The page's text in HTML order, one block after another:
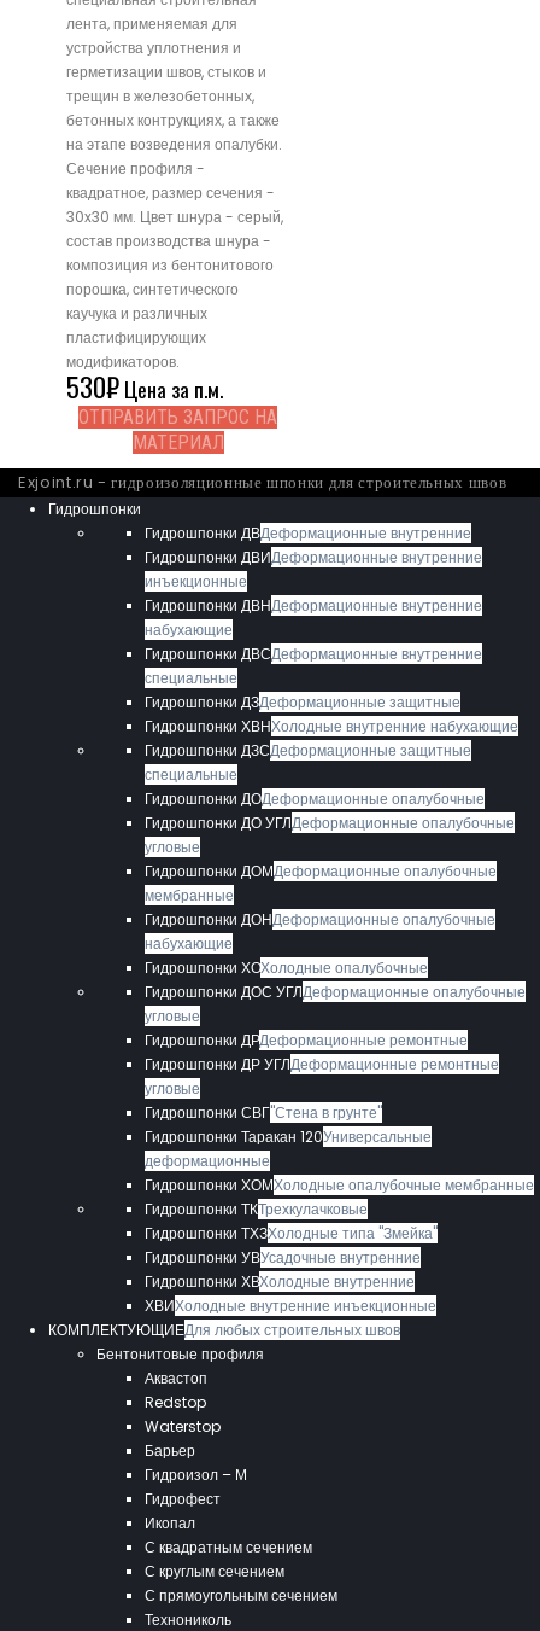
лента, применяемая для
устройства уплотнения и
герметизации швов, стыков и
трещин в железобетонных,
бетонных контрукциях, а также
на этапе возведения опалубки.
Сечение профиля -
квадратное, размер сечения -
30x30 мм. Цвет шнура - серый,
состав производства шнура -
композиция из бентонитового
порошка, синтетического
каучука и различных
пластифицирующих
модификаторов.
530₽Цена за п.м.
ОТПРАВИТЬ ЗАПРОС НА
МАТЕРИАЛ
Exjoint.ru - гидроизоляционные шпонки для строительных швов
Гидрошпонки
Гидрошпонки ДВДеформационные внутренние
Гидрошпонки ДВИДеформационные внутренние
инъекционные
Гидрошпонки ДВНДеформационные внутренние
набухающие
Гидрошпонки ДВСДеформационные внутренние
специальные
Гидрошпонки ДЗДеформационные защитные
Гидрошпонки ХВНХолодные внутренние набухающие
Гидрошпонки ДЗСДеформационные защитные
специальные
Гидрошпонки ДОДеформационные опалубочные
Гидрошпонки ДО УГЛДеформационные опалубочные
угловые
Гидрошпонки ДОМДеформационные опалубочные
мембранные
Гидрошпонки ДОНДеформационные опалубочные
набухающие
Гидрошпонки ХОХолодные опалубочные
Гидрошпонки ДОС УГЛДеформационные опалубочные
угловые
Гидрошпонки ДРДеформационные ремонтные
Гидрошпонки ДР УГЛДеформационные ремонтные
угловые
Гидрошпонки СВГ"Стена в грунте"
Гидрошпонки Таракан 120Универсальные
деформационные
Гидрошпонки ХОМХолодные опалубочные мембранные
Гидрошпонки ТКТрехкулачковые
Гидрошпонки ТХЗХолодные типа "Змейка"
Гидрошпонки УВУсадочные внутренние
Гидрошпонки ХВХолодные внутренние
ХВИХолодные внутренние инъекционные
КОМПЛЕКТУЮЩИЕДля любых строительных швов
Бентонитовые профиля
Аквастоп
Redstop
Waterstop
Барьер
Гидроизол – М
Гидрофест
Икопал
С квадратным сечением
С круглым сечением
С прямоугольным сечением
Технониколь